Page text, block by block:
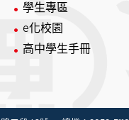
學生專區
e化校園
高中學生手冊